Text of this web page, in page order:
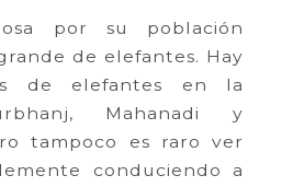
por su población
de elefantes. Hay
de elefantes en la
Mahanadi y
tampoco es raro ver
conduciendo a